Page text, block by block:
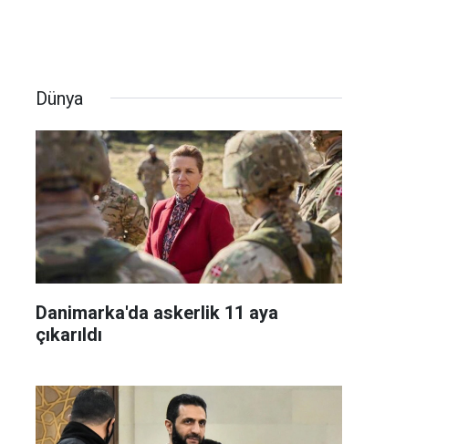
Dünya
Danimarka'da askerlik 11 aya
çıkarıldı